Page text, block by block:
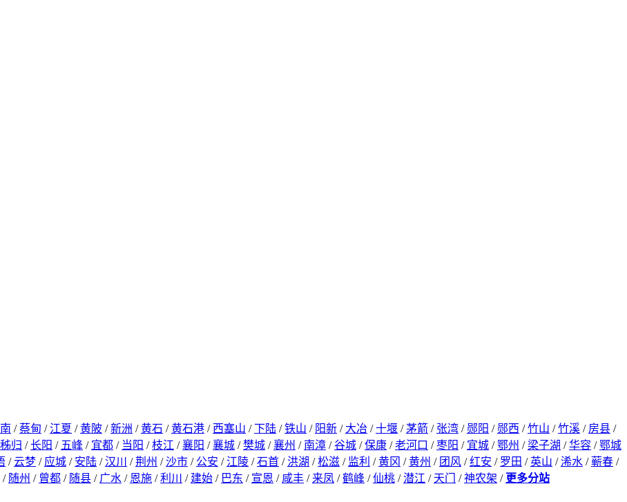
/蔡甸 / 江夏 /黄陂 /新洲 /黄石 /黄石港 / 西塞山 /下陆 /铁山 / 阳新 / 大冶 /十堰 /茅箭 / 张湾 / 郧阳 / 郧西 /竹山 /竹溪 / 房县 /
秭归 /长阳 / 五峰 / 宜都 / 当阳 /枝江 /襄阳 /襄城 /樊城 /襄州 / 南漳 /谷城 /保康 /老河口 /枣阳 / 宜城 /鄂州 / 梁子湖 /华容 /鄂城
/云梦 / 应城 / 安陆 /汉川 /荆州 /沙市 / 公安 / 江陵 /石首 / 洪湖 /松滋 / 监利 /黄冈 /黄州 / 团风 /红安 / 罗田 / 英山 /浠水 /蕲春 /
/ 随州 / 曾都 / 随县 / 广水 / 恩施 /利川 / 建始 / 巴东 / 宣恩 / 咸丰 / 来凤 /鹤峰 /仙桃 /潜江 / 天门 /神农架 / 更多分站